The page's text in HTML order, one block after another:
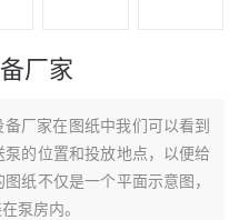
厂家
厂家在图纸中我们可以看到
的位置和投放地点，以便给
纸不仅是一个平面示意图，
泵房内。